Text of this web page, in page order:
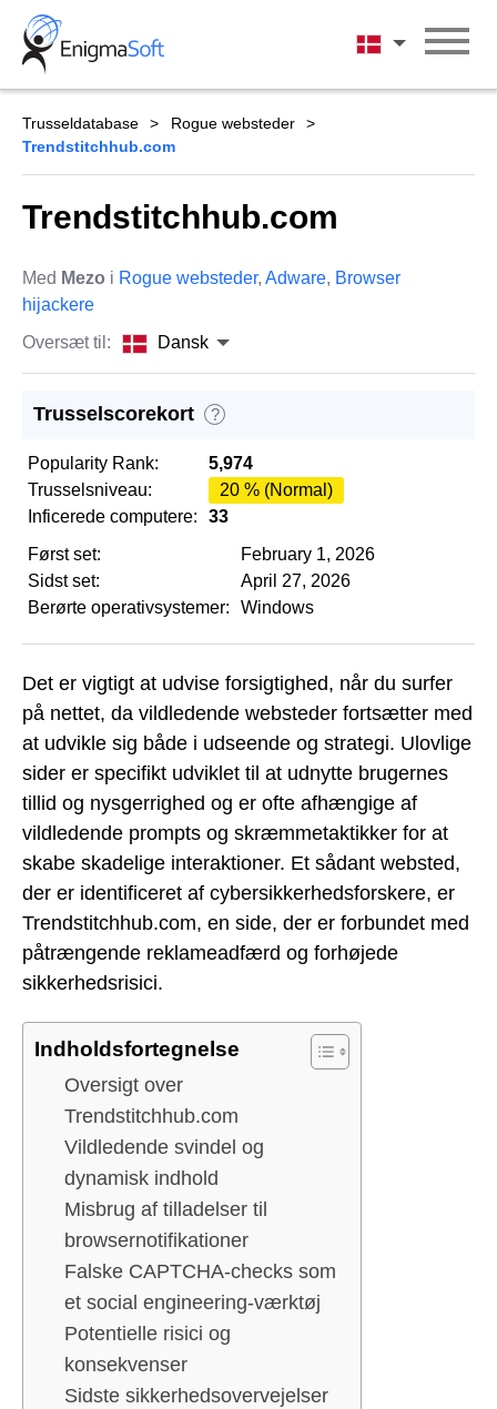
Skip
content
Dansk
Trusseldatabase
Rogue websteder
Trendstitchhub.com
Trendstitchhub.com
Med Mezo i Rogue websteder, Adware, Browser
hijackere
Oversæt til:
Dansk
Trusselscorekort ?
Popularity Rank:
5,974
Trusselsniveau:
20 % (Normal)
Inficerede computere:
33
Først set:
February 1, 2026
Sidst set:
April 27, 2026
Berørte operativsystemer:
Windows
Det er vigtigt at udvise forsigtighed, når du surfer
på nettet, da vildledende websteder fortsætter med
at udvikle sig både i udseende og strategi. Ulovlige
sider er specifikt udviklet til at udnytte brugernes
tillid og nysgerrighed og er ofte afhængige af
vildledende prompts og skræmmetaktikker for at
skabe skadelige interaktioner. Et sådant websted,
der er identificeret af cybersikkerhedsforskere, er
Trendstitchhub.com, en side, der er forbundet med
påtrængende reklameadfærd og forhøjede
sikkerhedsrisici.
Indholdsfortegnelse
Oversigt over
Trendstitchhub.com
Vildledende svindel og
dynamisk indhold
Misbrug af tilladelser til
browsernotifikationer
Falske CAPTCHA-checks som
et social engineering-værktøj
Potentielle risici og
konsekvenser
Sidste sikkerhedsovervejelser